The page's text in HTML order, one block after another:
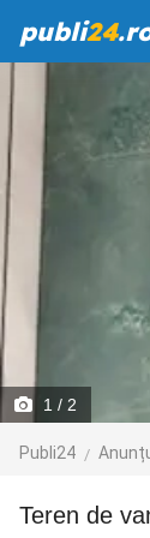
publi24
1 / 2
Publi24
Teren de